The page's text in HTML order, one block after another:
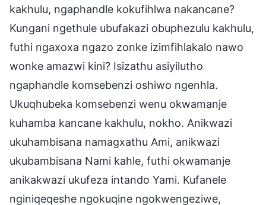
kakhulu, ngaphandle kokufihlwa nakancane?
Kungani ngethule ubufakazi obuphezulu kakhulu,
futhi ngaxoxa ngazo zonke izimfihlakalo nawo
wonke amazwi kini? Isizathu asiyilutho
ngaphandle komsebenzi oshiwo ngenhla.
Ukuqhubeka komsebenzi wenu okwamanje
kuhamba kancane kakhulu, nokho. Anikwazi
ukuhambisana namagxathu Ami, anikwazi
ukubambisana Nami kahle, futhi okwamanje
anikakwazi ukufeza intando Yami. Kufanele
nginiqeqeshe ngokuqine ngokwengeziwe,